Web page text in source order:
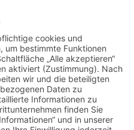
um den
zu laden!
Service eines
einzubetten.
zu Ihren Aktivitäten
die Details durch und
des Service zu, um